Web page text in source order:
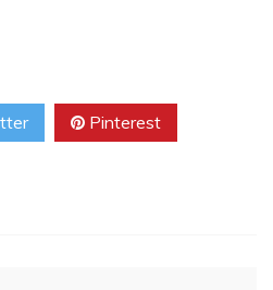
Pinterest